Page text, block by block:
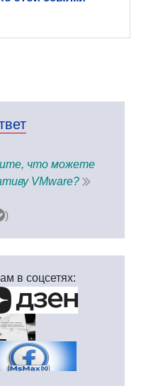
что можете
VMware?
)
в соцсетях: